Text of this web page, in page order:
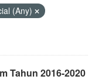
(Any)
Tahun 2016-2020